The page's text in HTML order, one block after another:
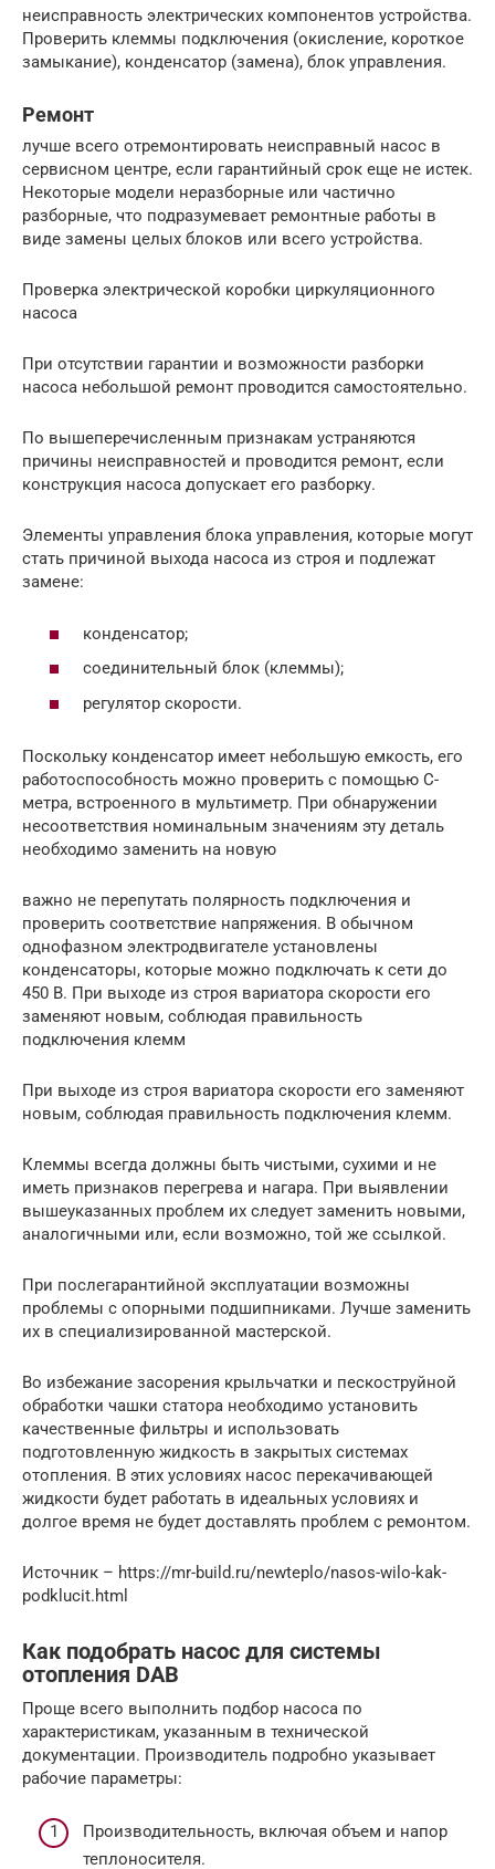
неисправность электрических компонентов устройства.
Проверить клеммы подключения (окисление, короткое
замыкание), конденсатор (замена), блок управления.
Ремонт
лучше всего отремонтировать неисправный насос в
сервисном центре, если гарантийный срок еще не истек.
Некоторые модели неразборные или частично
разборные, что подразумевает ремонтные работы в
виде замены целых блоков или всего устройства.
Проверка электрической коробки циркуляционного
насоса
При отсутствии гарантии и возможности разборки
насоса небольшой ремонт проводится самостоятельно.
По вышеперечисленным признакам устраняются
причины неисправностей и проводится ремонт, если
конструкция насоса допускает его разборку.
Элементы управления блока управления, которые могут
стать причиной выхода насоса из строя и подлежат
замене:
конденсатор;
соединительный блок (клеммы);
регулятор скорости.
Поскольку конденсатор имеет небольшую емкость, его
работоспособность можно проверить с помощью C-
метра, встроенного в мультиметр. При обнаружении
несоответствия номинальным значениям эту деталь
необходимо заменить на новую
важно не перепутать полярность подключения и
проверить соответствие напряжения. В обычном
однофазном электродвигателе установлены
конденсаторы, которые можно подключать к сети до
450 В. При выходе из строя вариатора скорости его
заменяют новым, соблюдая правильность
подключения клемм
При выходе из строя вариатора скорости его заменяют
новым, соблюдая правильность подключения клемм.
Клеммы всегда должны быть чистыми, сухими и не
иметь признаков перегрева и нагара. При выявлении
вышеуказанных проблем их следует заменить новыми,
аналогичными или, если возможно, той же ссылкой.
При послегарантийной эксплуатации возможны
проблемы с опорными подшипниками. Лучше заменить
их в специализированной мастерской.
Во избежание засорения крыльчатки и пескоструйной
обработки чашки статора необходимо установить
качественные фильтры и использовать
подготовленную жидкость в закрытых системах
отопления. В этих условиях насос перекачивающей
жидкости будет работать в идеальных условиях и
долгое время не будет доставлять проблем с ремонтом.
Источник – https://mr-build.ru/newteplo/nasos-wilo-kak-
podklucit.html
Как подобрать насос для системы
отопления DAB
Проще всего выполнить подбор насоса по
характеристикам, указанным в технической
документации. Производитель подробно указывает
рабочие параметры:
Производительность, включая объем и напор
теплоносителя.